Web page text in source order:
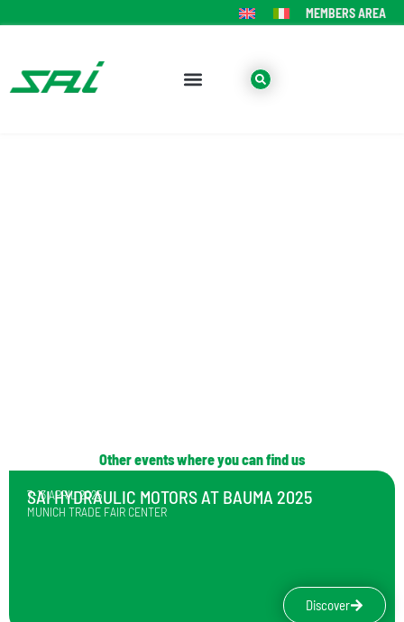
MEMBERS AREA
Other events where you can find us
7-13 APRIL 2025
SAI HYDRAULIC MOTORS AT BAUMA 2025
MUNICH TRADE FAIR CENTER
Discover